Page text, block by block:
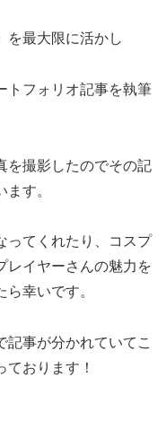
を最大限に活かし
トフォリオ記事を執筆
を撮影したのでその記
す。
ってくれたり、コスプ
レイヤーさんの魅力を
幸いです。
記事が分かれていてこ
おります！